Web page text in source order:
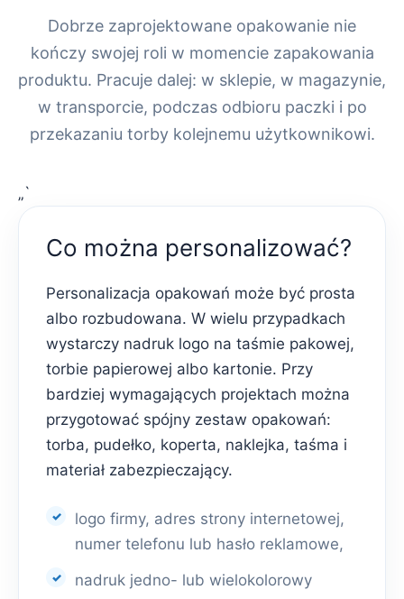
Dobrze zaprojektowane opakowanie nie
kończy swojej roli w momencie zapakowania
produktu. Pracuje dalej: w sklepie, w magazynie,
w transporcie, podczas odbioru paczki i po
przekazaniu torby kolejnemu użytkownikowi.
„`
Co można personalizować?
Personalizacja opakowań może być prosta
albo rozbudowana. W wielu przypadkach
wystarczy nadruk logo na taśmie pakowej,
torbie papierowej albo kartonie. Przy
bardziej wymagających projektach można
przygotować spójny zestaw opakowań:
torba, pudełko, koperta, naklejka, taśma i
materiał zabezpieczający.
logo firmy, adres strony internetowej,
numer telefonu lub hasło reklamowe,
nadruk jedno- lub wielokolorowy